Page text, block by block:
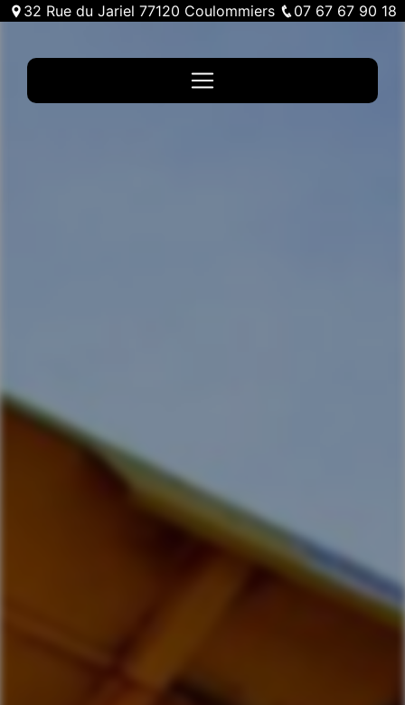
32 Rue du Jariel 77120 Coulommiers 07 67 67 90 18
Panneau de gestion des cookies